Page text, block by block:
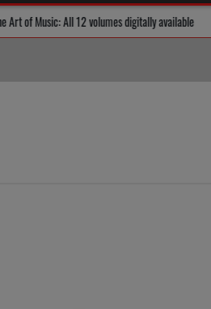
The Art of Music: All 12 volumes